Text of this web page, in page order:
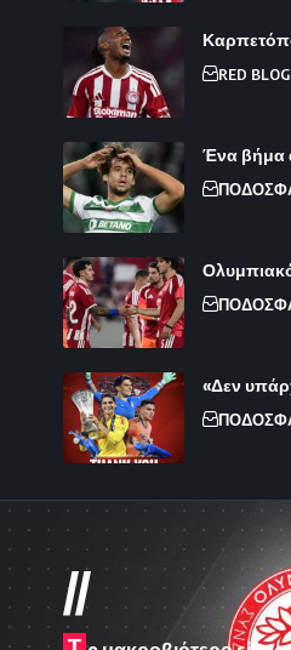
RED
Ένα βήμα
«Δεν
//